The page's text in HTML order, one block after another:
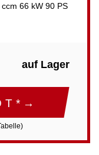
66 kW 90 PS
auf Lager